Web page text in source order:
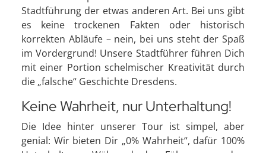
Stadtführung der etwas anderen Art. Bei uns gibt
es keine trockenen Fakten oder historisch
korrekten Abläufe – nein, bei uns steht der Spaß
im Vordergrund! Unsere Stadtführer führen Dich
mit einer Portion schelmischer Kreativität durch
die „falsche“ Geschichte Dresdens.
Keine Wahrheit, nur Unterhaltung!
Die Idee hinter unserer Tour ist simpel, aber
genial: Wir bieten Dir „0% Wahrheit“, dafür 100%